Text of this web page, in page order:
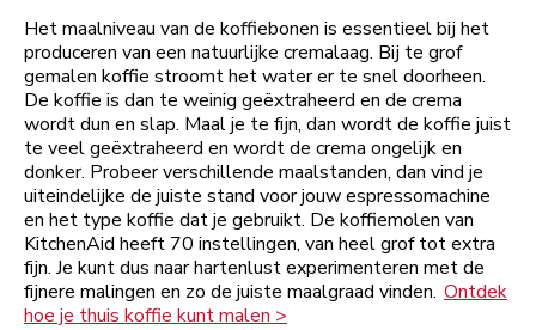
Het maalniveau van de koffiebonen is essentieel bij het
produceren van een natuurlijke cremalaag. Bij te grof
gemalen koffie stroomt het water er te snel doorheen.
De koffie is dan te weinig geëxtraheerd en de crema
wordt dun en slap. Maal je te fijn, dan wordt de koffie juist
te veel geëxtraheerd en wordt de crema ongelijk en
donker. Probeer verschillende maalstanden, dan vind je
uiteindelijke de juiste stand voor jouw espressomachine
en het type koffie dat je gebruikt. De koffiemolen van
KitchenAid heeft 70 instellingen, van heel grof tot extra
fijn. Je kunt dus naar hartenlust experimenteren met de
fijnere malingen en zo de juiste maalgraad vinden. Ontdek
hoe je thuis koffie kunt malen >